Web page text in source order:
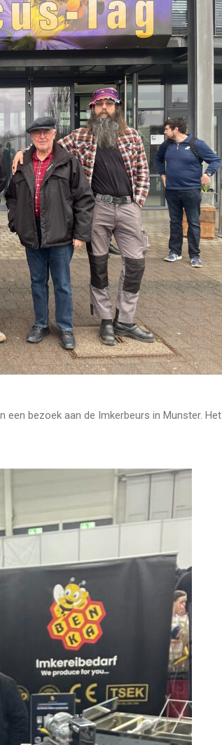
een bezoek aan de Imkerbeurs in Munster. Het